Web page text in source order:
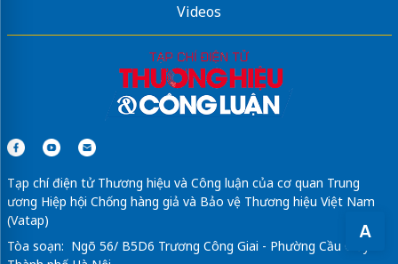
A
Videos
Tạp chí điện tử Thương hiệu và Công luận của cơ quan Trung
ương Hiệp hội Chống hàng giả và Bảo vệ Thương hiệu Việt Nam
(Vatap)
Tòa soạn: Ngõ 56/ B5D6 Trương Công Giai - Phường Cầu Giấy -